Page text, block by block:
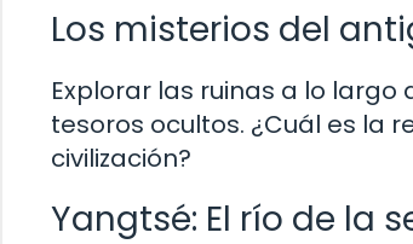
Los misterios del
Explorar las ruinas a lo
tesoros ocultos. ¿Cuál es la
civilización?
Yangtsé: El río de la